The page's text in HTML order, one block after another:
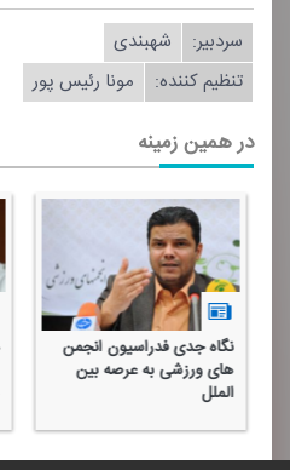
سردبیر:
شهبندی
تنظیم كننده:
مونا رئیس پور
در همین زمینه
دستورالعمل كمیته ملی
المپیك برای حضور در عرصه
بین الملل ورزشی